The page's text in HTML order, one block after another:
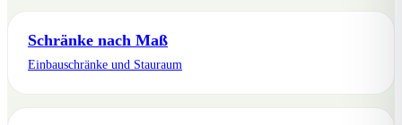
Schränke nach Maß
Einbauschränke und Stauraum